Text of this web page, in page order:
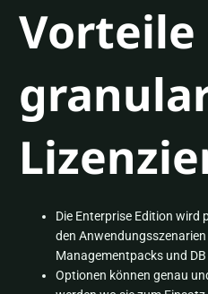
Vorteile
Die Enterprise Edition
den Anwendungsszenarien
Managementpacks und
Optionen können genau